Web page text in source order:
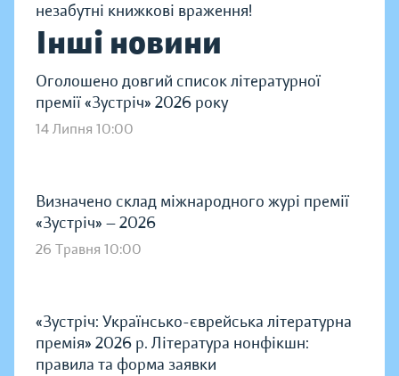
незабутні книжкові враження!
Інші новини
Оголошено довгий список літературної
премії «Зустріч» 2026 року
14 Липня 10:00
Визначено склад міжнародного журі премії
«Зустріч» — 2026
26 Травня 10:00
«Зустріч: Українсько-єврейська літературна
премія» 2026 р. Література нонфікшн:
правила та форма заявки